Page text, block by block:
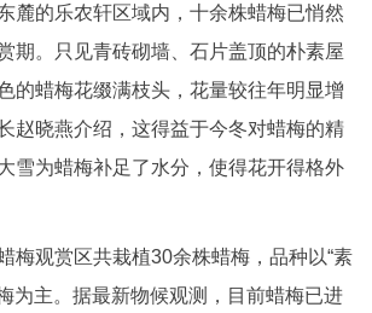
阳光政务
办 我要咨询 我要建议
的乐农轩区域内，十余株蜡梅已悄然
期。只见青砖砌墙、石片盖顶的朴素屋
的蜡梅花缀满枝头，花量较往年明显增
赵晓燕介绍，这得益于今冬对蜡梅的精
雪为蜡梅补足了水分，使得花开得格外
观赏区共栽植30余株蜡梅，品种以“素
为主。据最新物候观测，目前蜡梅已进